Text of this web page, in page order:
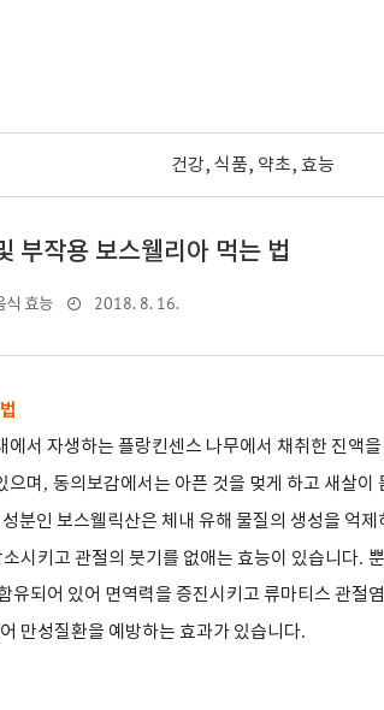
건강, 식품, 약초, 효능
부작용 보스웰리아 먹는 법
식 효능 2018. 8. 16.
서 자생하는 플랑킨센스 나무에서 채취한 진액을
으며 , 동의보감에서는 아픈 것을 멎게 하고 새살이
분인 보스웰릭산은 체내 유해 물질의 생성을 억제
시키고 관절의 붓기를 없애는 효능이 있습니다.
유되어 있어 면역력을 증진시키고 류마티스 관절
만성질환을 예방하는 효과가 있습니다.